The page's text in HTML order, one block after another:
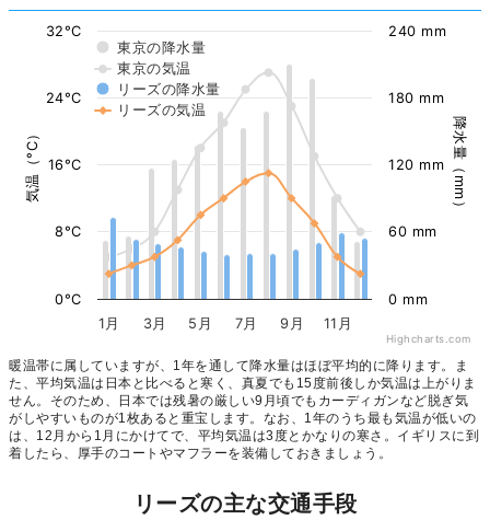
気温（°C） 降水量（mm）
東京の降水量
東京の気温
リーズの降水量
リーズの気温
1月 3月 5月 7月 9月 11月
0°C
8°C
16°C
24°C
32°C
0 mm
60 mm
120 mm
180 mm
240 mm
Highcharts.com
暖温帯に属していますが、1年を通して降水量はほぼ平均的に降ります。ま
た、平均気温は日本と比べると寒く、真夏でも15度前後しか気温は上がりま
せん。そのため、日本では残暑の厳しい9月頃でもカーディガンなど脱ぎ気
がしやすいものが1枚あると重宝します。なお、1年のうち最も気温が低いの
は、12月から1月にかけてで、平均気温は3度とかなりの寒さ。イギリスに到
着したら、厚手のコートやマフラーを装備しておきましょう。
リーズの主な交通手段